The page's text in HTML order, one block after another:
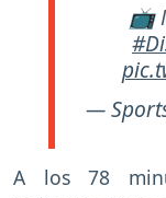
📺
—
A los 78